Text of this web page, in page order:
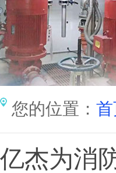
您的位置：
亿杰为消